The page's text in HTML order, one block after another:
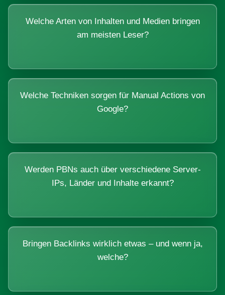
Welche Arten von Inhalten und Medien bringen
am meisten Leser?
Welche Techniken sorgen für Manual Actions von
Google?
Werden PBNs auch über verschiedene Server-
IPs, Länder und Inhalte erkannt?
Bringen Backlinks wirklich etwas – und wenn ja,
welche?